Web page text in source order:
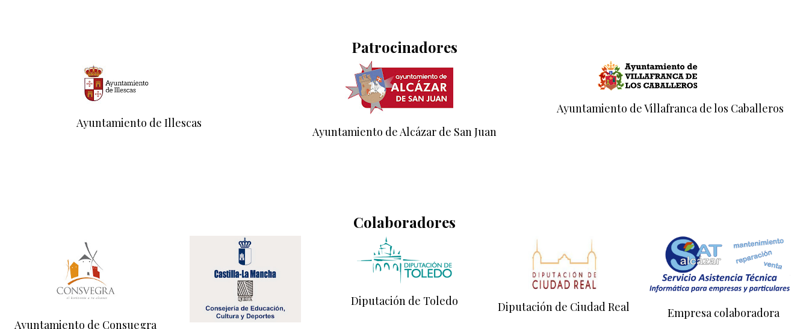
Patrocinadores
Ayuntamiento de Illescas
Ayuntamiento de Alcázar de San Juan
Ayuntamiento de Villafranca de los Caballeros
Colaboradores
Ayuntamiento de Consuegra
Diputación de Toledo Diputación de Ciudad Real Empresa colaboradora